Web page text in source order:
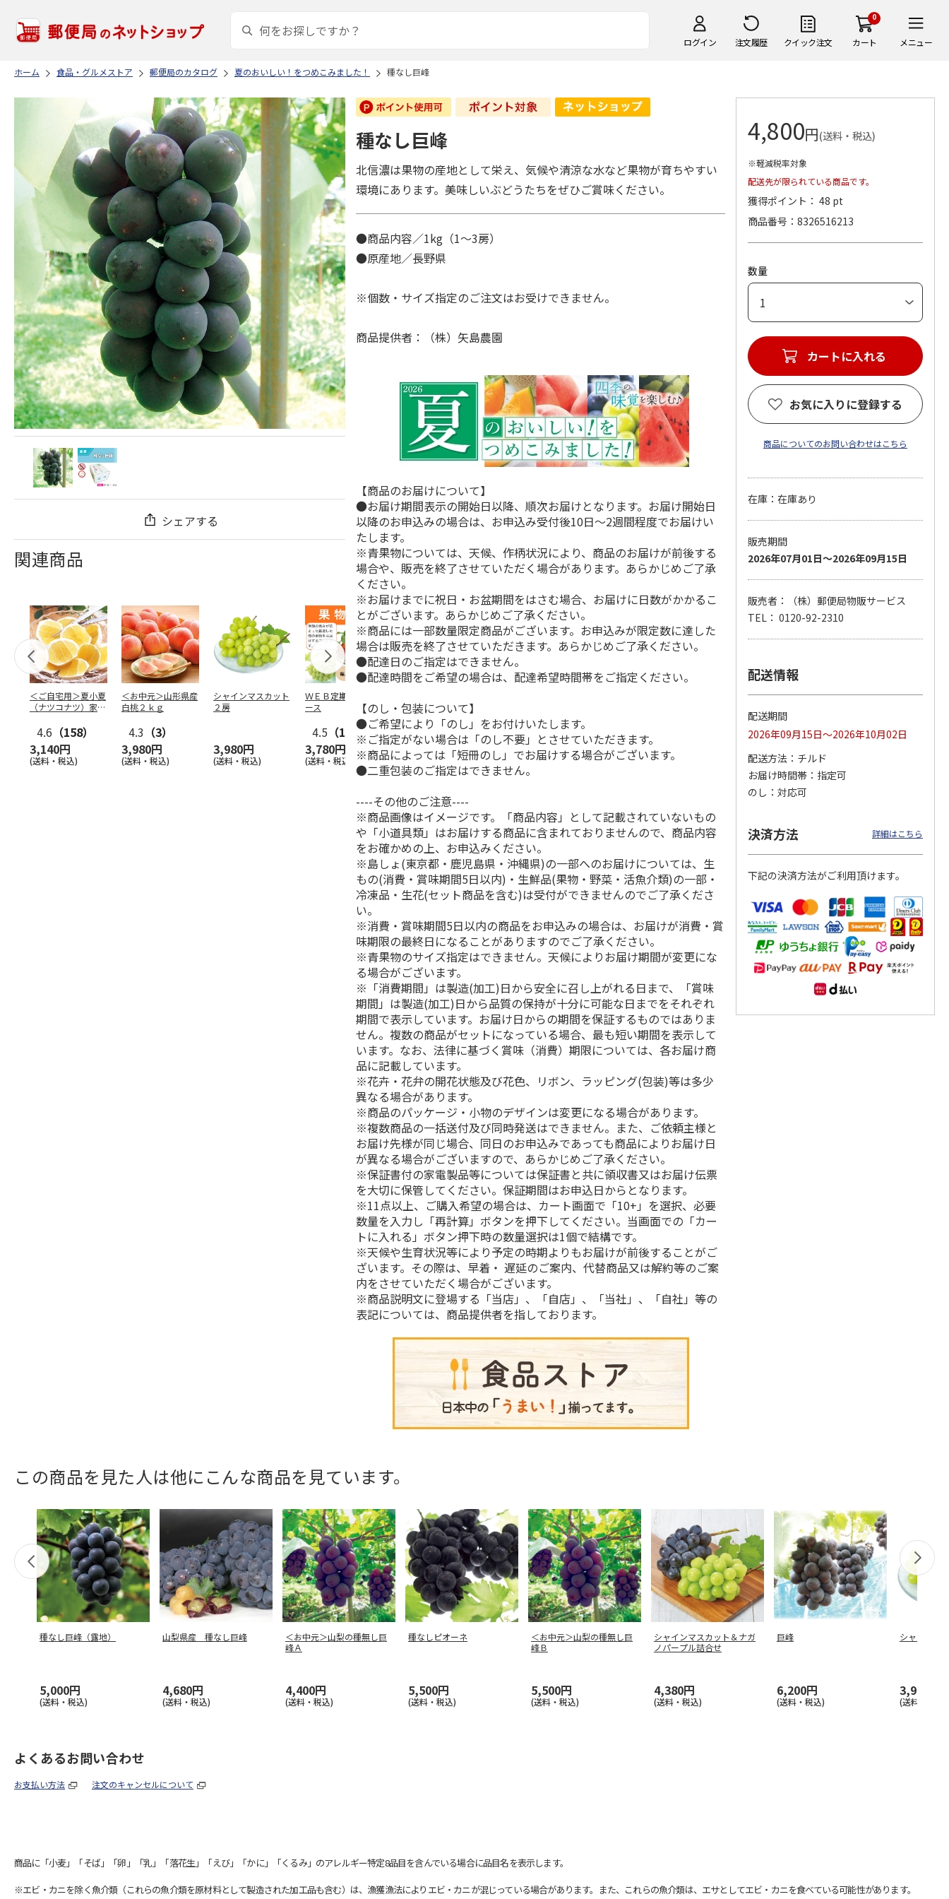
ログイン 注文履歴 クイック注文
0
カート メニュー
ホーム 食品・グルメストア 郵便局のカタログ 夏のおいしい！をつめこみました！ 種なし巨峰
シェアする
関連商品
＜ご自宅用＞夏小夏
（ナツコナツ）家庭
4.6 （158）
3,140円
(送料・税込)
＜お中元＞山形県産
白桃２ｋｇ
4.3 （3）
3,980円
(送料・税込)
シャインマスカット
２房
3,980円
(送料・税込)
ＷＥＢ定期便果物コ
ース
4.5 （102）
3,780円
(送料・税込)
ン ２個入
4.7（10）
4,150円
(送料・税込)
4.6（26）
3,140円
(送料・税込)
3,200円
(送料・税込) (送料・税込)
福島県産 大玉の桃
(送料・税込)
【糖度１３度以上選
5.0（2）
種なし巨峰
北信濃は果物の産地として栄え、気候や清涼な水など果物が育ちやすい
環境にあります。美味しいぶどうたちをぜひご賞味ください。
●商品内容／1kg（1～3房）
●原産地／長野県
※個数・サイズ指定のご注文はお受けできません。
商品提供者：（株）矢島農園
【商品のお届けについて】
●お届け期間表示の開始日以降、順次お届けとなります。お届け開始日
以降のお申込みの場合は、お申込み受付後10日～2週間程度でお届けい
たします。
※青果物については、天候、作柄状況により、商品のお届けが前後する
場合や、販売を終了させていただく場合があります。あらかじめご了承
ください。
※お届けまでに祝日・お盆期間をはさむ場合、お届けに日数がかかるこ
とがございます。あらかじめご了承ください。
※商品には一部数量限定商品がございます。お申込みが限定数に達した
場合は販売を終了させていただきます。あらかじめご了承ください。
●配達日のご指定はできません。
●配達時間をご希望の場合は、配達希望時間帯をご指定ください。
【のし・包装について】
●ご希望により「のし」をお付けいたします。
※ご指定がない場合は「のし不要」とさせていただきます。
※商品によっては「短冊のし」でお届けする場合がございます。
●二重包装のご指定はできません。
----その他のご注意----
※商品画像はイメージです。「商品内容」として記載されていないもの
や「小道具類」はお届けする商品に含まれておりませんので、商品内容
をお確かめの上、お申込みください。
※島しょ(東京都・鹿児島県・沖縄県)の一部へのお届けについては、生
もの(消費・賞味期間5日以内)・生鮮品(果物・野菜・活魚介類)の一部・
冷凍品・生花(セット商品を含む)は受付ができませんのでご了承くださ
い。
※消費・賞味期間5日以内の商品をお申込みの場合は、お届けが消費・賞
味期限の最終日になることがありますのでご了承ください。
※青果物のサイズ指定はできません。天候によりお届け期間が変更にな
る場合がございます。
※「消費期間」は製造(加工)日から安全に召し上がれる日まで、「賞味
期間」は製造(加工)日から品質の保持が十分に可能な日までをそれぞれ
期間で表示しています。お届け日からの期間を保証するものではありま
せん。複数の商品がセットになっている場合、最も短い期間を表示して
います。なお、法律に基づく賞味（消費）期限については、各お届け商
品に記載しています。
※花卉・花弁の開花状態及び花色、リボン、ラッピング(包装)等は多少
異なる場合があります。
※商品のパッケージ・小物のデザインは変更になる場合があります。
※複数商品の一括送付及び同時発送はできません。また、ご依頼主様と
お届け先様が同じ場合、同日のお申込みであっても商品によりお届け日
が異なる場合がございますので、あらかじめご了承ください。
※保証書付の家電製品等については保証書と共に領収書又はお届け伝票
を大切に保管してください。保証期間はお申込日からとなります。
※11点以上、ご購入希望の場合は、カート画面で「10+」を選択、必要
数量を入力し「再計算」ボタンを押下してください。当画面での「カー
トに入れる」ボタン押下時の数量選択は1個で結構です。
※天候や生育状況等により予定の時期よりもお届けが前後することがご
ざいます。その際は、早着・ 遅延のご案内、代替商品又は解約等のご案
内をさせていただく場合がございます。
※商品説明文に登場する「当店」、「自店」、「当社」、「自社」等の
表記については、商品提供者を指しております。
4,800円(送料・税込)
※軽減税率対象
配送先が限られている商品です。
獲得ポイント： 48 pt
商品番号
8326516213
数量
お気に入りに登録する
商品についてのお問い合わせはこちら
在庫：在庫あり
販売期間
2026年07月01日～2026年09月15日
販売者：（株）郵便局物販サービス
TEL： 0120-92-2310
配送情報
配送期間
2026年09月15日～2026年10月02日
配送方法
チルド
お届け時間帯
指定可
のし
対応可
決済方法 詳細はこちら
下記の決済方法がご利用頂けます。
この商品を見た人は他にこんな商品を見ています。
種なし巨峰（露地）
5,000円
(送料・税込)
山梨県産 種なし巨峰
4,680円
(送料・税込)
＜お中元＞山梨の種無し巨
峰Ａ
4,400円
(送料・税込)
種なしピオーネ
5,500円
(送料・税込)
＜お中元＞山梨の種無し巨
峰Ｂ
5,500円
(送料・税込)
シャインマスカット＆ナガ
ノパープル詰合せ
4,380円
(送料・税込)
巨峰
6,200円
(送料・税込)
シャインマ
3,980円
(送料・税込)
よくあるお問い合わせ
お支払い方法 注文のキャンセルについて
商品に「小麦」「そば」「卵」「乳」「落花生」「えび」「かに」「くるみ」のアレルギー特定8品目を含んでいる場合に品目名を表示します。
※エビ・カニを除く魚介類（これらの魚介類を原材料として製造された加工品も含む）は、漁獲漁法によりエビ・カニが混じっている場合があります。また、これらの魚介類は、エサとしてエビ・カニを食べている可能性があります。